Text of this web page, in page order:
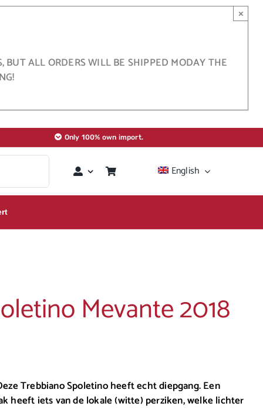
ALL ORDERS WILL BE SHIPPED MODAY THE
×
Only 100% own import.
English
Mevante 2018
Trebbiano Spoletino heeft echt diepgang. Een
heeft iets van de lokale (witte) perziken, welke lichter